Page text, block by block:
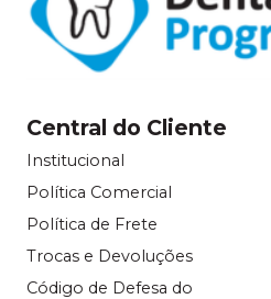
Central do Cliente
Institucional
Política Comercial
Política de Frete
Trocas e Devoluções
Código de Defesa do